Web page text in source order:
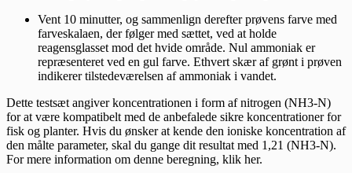
Vent 10 minutter, og sammenlign derefter prøvens farve med
farveskalaen, der følger med sættet, ved at holde
reagensglasset mod det hvide område. Nul ammoniak er
repræsenteret ved en gul farve. Ethvert skær af grønt i prøven
indikerer tilstedeværelsen af ammoniak i vandet.
Dette testsæt angiver koncentrationen i form af nitrogen (NH3-N)
for at være kompatibelt med de anbefalede sikre koncentrationer for
fisk og planter. Hvis du ønsker at kende den ioniske koncentration af
den målte parameter, skal du gange dit resultat med 1,21 (NH3-N).
For mere information om denne beregning, klik her.